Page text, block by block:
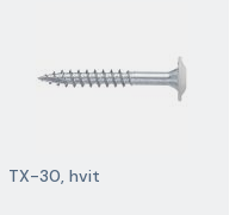
TX-30, hvit